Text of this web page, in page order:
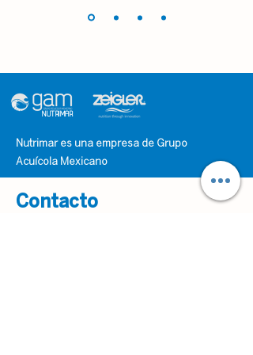
NUTRIMAR
Nutrimar es una empresa de Grupo
Acuícola Mexicano
Contacto